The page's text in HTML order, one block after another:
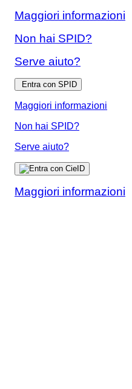
Maggiori informazioni
Non hai SPID?
Serve aiuto?
Entra con SPID
Maggiori informazioni
Non hai SPID?
Serve aiuto?
Maggiori informazioni